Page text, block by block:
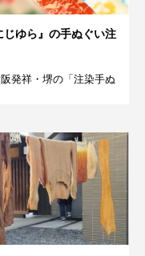
発祥・堺の「注染手ぬ